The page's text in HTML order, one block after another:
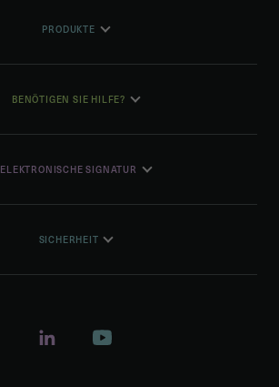
PRODUKTE
BENÖTIGEN SIE HILFE?
ELEKTRONISCHE SIGNATUR
SICHERHEIT